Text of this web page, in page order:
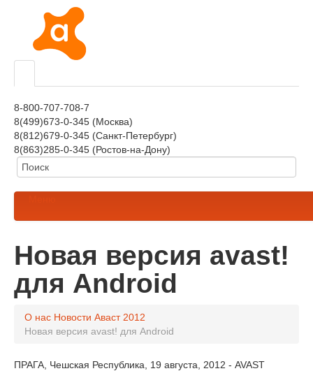
8-800-707-708-7
8(499)673-0-345 (Москва)
8(812)679-0-345 (Санкт-Петербург)
8(863)285-0-345 (Ростов-на-Дону)
Новая версия avast!
для Android
О нас Новости Аваст 2012
Новая версия avast! для Android
ПРАГА, Чешская Республика, 19 августа, 2012 - AVAST